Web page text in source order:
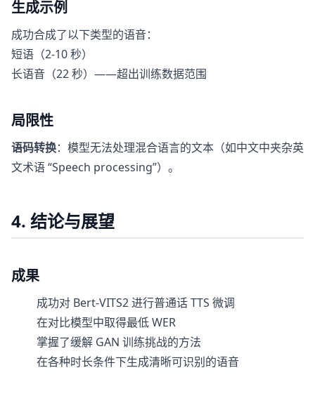
生成示例
成功合成了以下类型的语音：
短语（2-10 秒）
长语音（22 秒）——超出训练数据范围
局限性
语码转换：模型无法处理混合语言的文本（如中文中夹杂英
文术语 “Speech processing”）。
4. 结论与展望
成果
成功对 Bert-VITS2 进行普通话 TTS 微调
在对比模型中取得最低 WER
掌握了缓解 GAN 训练挑战的方法
在各种时长条件下生成清晰可识别的语音